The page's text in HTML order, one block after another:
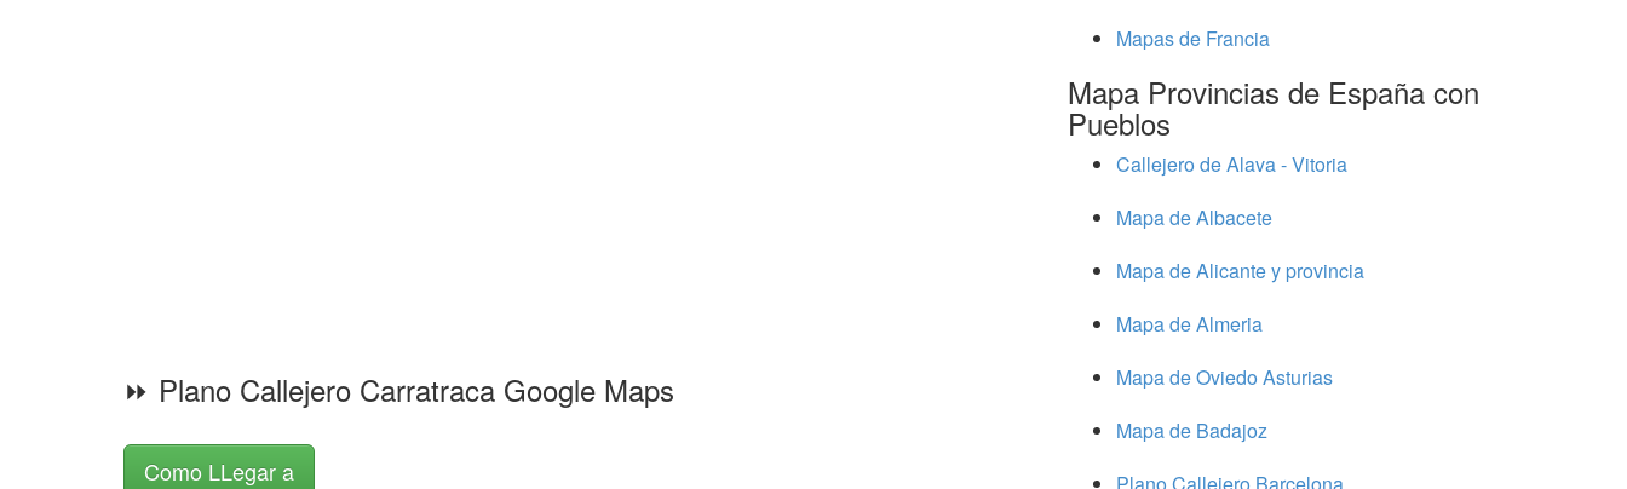
⏩ Plano Callejero Carratraca Google Maps
Como LLegar a
Mapas de Francia
Mapa Provincias de España con
Pueblos
Callejero de Alava - Vitoria
Mapa de Albacete
Mapa de Alicante y provincia
Mapa de Almeria
Mapa de Oviedo Asturias
Mapa de Badajoz